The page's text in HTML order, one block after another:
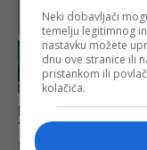
Neki dobavljači
temelju legitimnog
nastavku možete
dnu ove stranice ili
pristankom ili
kolačića.